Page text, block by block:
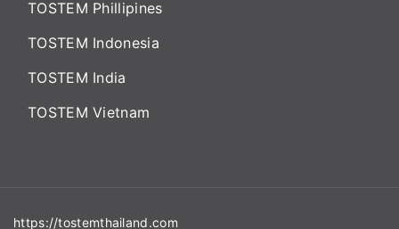
TOSTEM Phillipines
TOSTEM Indonesia
TOSTEM India
TOSTEM Vietnam
https://tostemthailand.com